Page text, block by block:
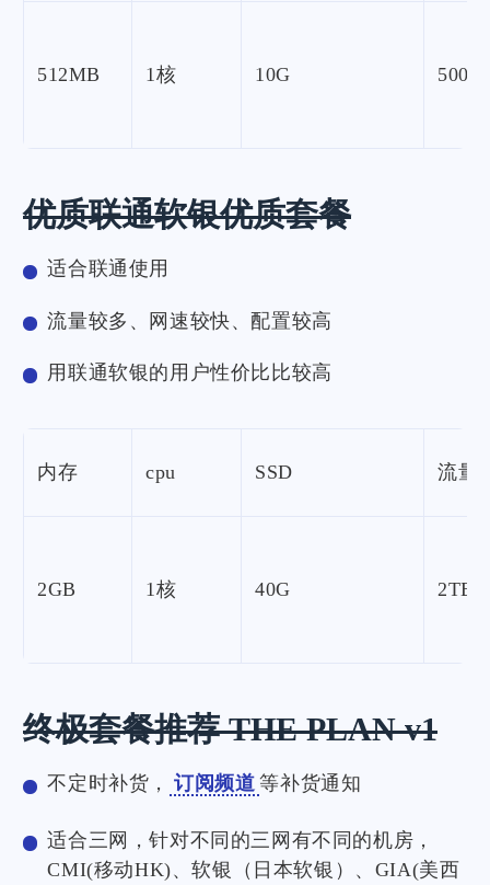
512MB 1核 10G
优质联通软银优质套餐
适合联通使用
流量较多、网速较快、配置较高
用联通软银的用户性价比比较高
内存 cpu SSD 流量
2GB 1核 40G 2TB
终极套餐推荐 THE PLAN v1
不定时补货， 订阅频道 等补货通知
适合三网，针对不同的三网有不同的机房，
CMI(移动HK)、软银（日本软银）、GIA(美西